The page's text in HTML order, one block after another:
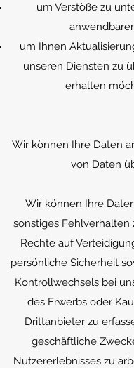
um Verstöße zu
um Ihnen
unseren Diensten zu
erhalten
Wir können Ihre Daten
von Daten
Wir können Ihre
sonstiges Fehlverhalten
Rechte auf
persönliche Sicherheit
Kontrollwechsels bei
des Erwerbs oder
Drittanbieter zu
geschäftliche
Nutzererlebnisses zu